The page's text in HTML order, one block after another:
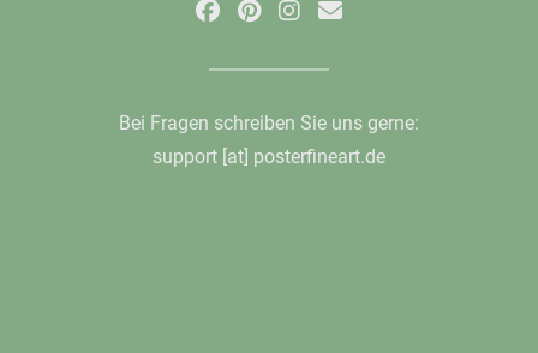
Bei Fragen schreiben Sie uns gerne:
support [at] posterfineart.de